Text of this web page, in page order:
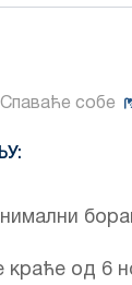
Спаваће собе
краће од 6